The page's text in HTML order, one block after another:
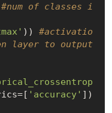
#num of classes i
)) #activatio
layer to output
'accuracy' ])